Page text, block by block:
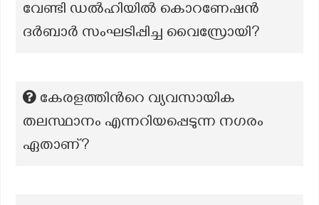
വേണ്ടി ഡൽഹിയിൽ കൊറണേഷൻ
ദർബാർ സംഘടിപ്പിച്ച വൈസ്രോയി?
കേരളത്തിൻറെ വ്യവസായിക
തലസ്ഥാനം എന്നറിയപ്പെടുന്ന നഗരം
ഏതാണ്?